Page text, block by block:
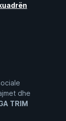
dhe
TRIM